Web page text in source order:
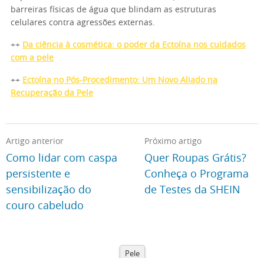
barreiras físicas de água que blindam as estruturas
celulares contra agressões externas.
++ Da ciência à cosmética: o poder da Ectoína nos cuidados
com a pele
++ Ectoína no Pós-Procedimento: Um Novo Aliado na
Recuperação da Pele
Artigo anterior
Como lidar com caspa
persistente e
sensibilização do
couro cabeludo
Próximo artigo
Quer Roupas Grátis?
Conheça o Programa
de Testes da SHEIN
Pele